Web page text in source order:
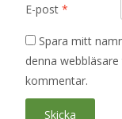
E-post *
Spara mitt
denna
kommentar.